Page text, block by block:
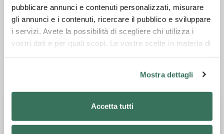
pubblicare annunci e contenuti personalizzati, misurare
gli annunci e i contenuti, ricercare il pubblico e sviluppare
i servizi. Avete la possibilità di scegliere chi utilizza i
vostri dati e per quali scopi. Le vostre scelte in materia di
modificare o revocare il proprio consenso in qualsiasi
momento dalla Dichiarazione sui cookie o facendo clic
sull'icona di attivazione della privacy.
Con il tuo consenso, vorremmo anche:
Mostra dettagli
Accetta tutti
Fiche technique
Catalogue général